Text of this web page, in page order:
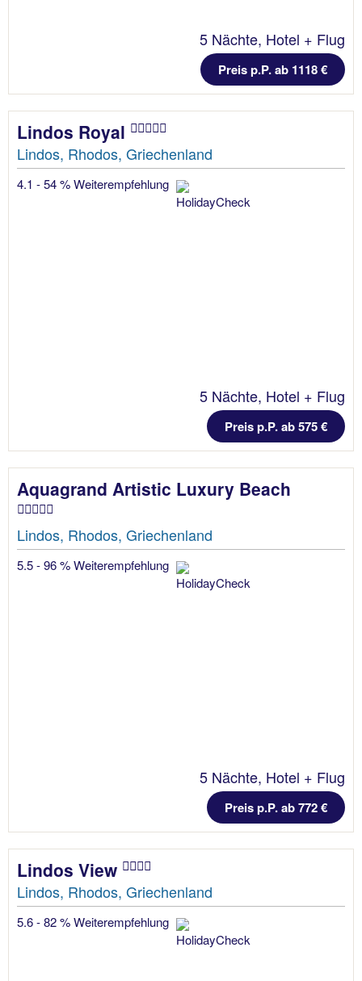
5 Nächte, Hotel + Flug
Preis p.P. ab 1118 €
Lindos Royal
Lindos, Rhodos, Griechenland
4.1 - 54 % Weiterempfehlung
5 Nächte, Hotel + Flug
Preis p.P. ab 575 €
Aquagrand Artistic Luxury Beach
Lindos, Rhodos, Griechenland
5.5 - 96 % Weiterempfehlung
5 Nächte, Hotel + Flug
Preis p.P. ab 772 €
Lindos View
Lindos, Rhodos, Griechenland
5.6 - 82 % Weiterempfehlung